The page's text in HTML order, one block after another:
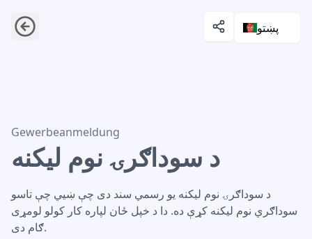
پښتو
د سوداګرۍ نوم لیکنه
Gewerbeanmeldung
د سوداګرۍ نوم لیکنه
د سوداګرۍ نوم لیکنه یو رسمي سند دی چې ښیي چې تاسو
سوداګري نوم لیکنه کړې ده. دا د خپل ځان لپاره کار کولو لومړی
ګام دی.